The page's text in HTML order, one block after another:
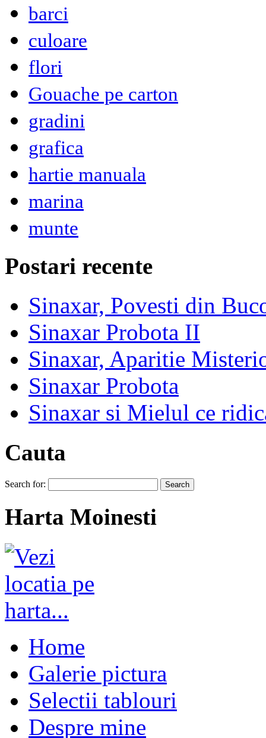
barci
culoare
flori
Gouache pe carton
gradini
grafica
hartie manuala
marina
munte
Postari recente
Sinaxar, Povesti din
Sinaxar Probota II
Sinaxar, Aparitie
Sinaxar Probota
Sinaxar si Mielul ce
Cauta
Search for:
Harta Moinesti
Home
Galerie pictura
Selectii tablouri
Despre mine